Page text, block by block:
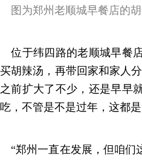
图为郑州老顺城早餐店的
位于纬四路的老顺城早餐
买胡辣汤，再带回家和家人
之前扩大了不少，还是早早
吃，不管是不是过年，这都
“郑州一直在发展，但咱们